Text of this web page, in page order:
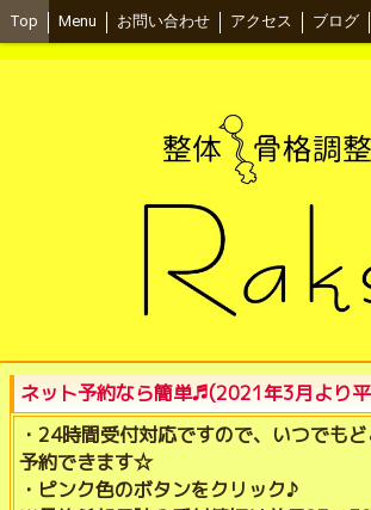
Top Menu お問い合わせ アクセス ブログ
ネット予約なら簡単♬(2021年3月より
・24時間受付対応ですので、いつでも
予約できます☆
・ピンク色のボタンをクリック♪